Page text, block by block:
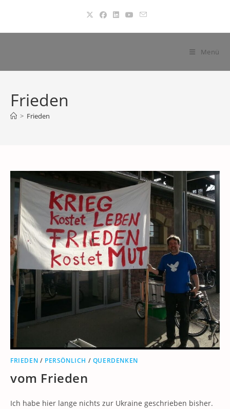
springen
Menü
Frieden
> Frieden
FRIEDEN / PERSÖNLICH / QUERDENKEN
vom Frieden
Ich habe hier lange nichts zur Ukraine geschrieben bisher.